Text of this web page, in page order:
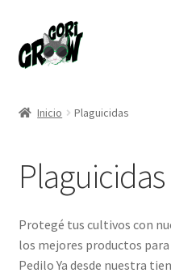
a
la
a
la
Inicio Plaguicidas
Plaguicidas
Protegé tus cultivos con
los mejores productos
Pedilo Ya desde nuestra